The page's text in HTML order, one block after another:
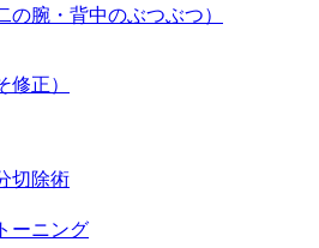
の腕・背中のぶつぶつ）
修正）
切除術
ーニング